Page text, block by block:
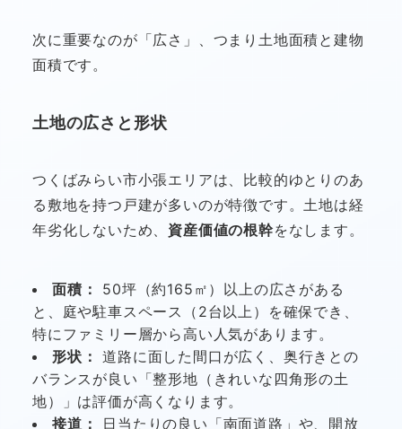
次に重要なのが「広さ」、つまり土地面積と建物
面積です。
土地の広さと形状
つくばみらい市小張エリアは、比較的ゆとりのあ
る敷地を持つ戸建が多いのが特徴です。土地は経
年劣化しないため、 資産価値の根幹をなします。
面積：
50坪（約165㎡）以上の広さがある
と、庭や駐車スペース（2台以上）を確保でき、
特にファミリー層から高い人気があります。
形状： 道路に面した間口が広く、奥行きとの
バランスが良い「整形地（きれいな四角形の土
地）」は評価が高くなります。
接道：
日当たりの良い「南面道路」や、開放